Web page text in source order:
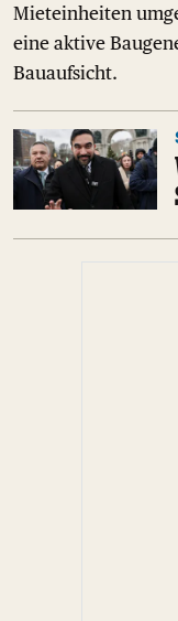
Mieteinheiten
eine aktive
Bauaufsicht.